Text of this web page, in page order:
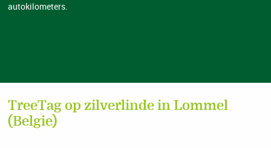
autokilometers.
TreeTag op zilverlinde in Lommel
(Belgie)